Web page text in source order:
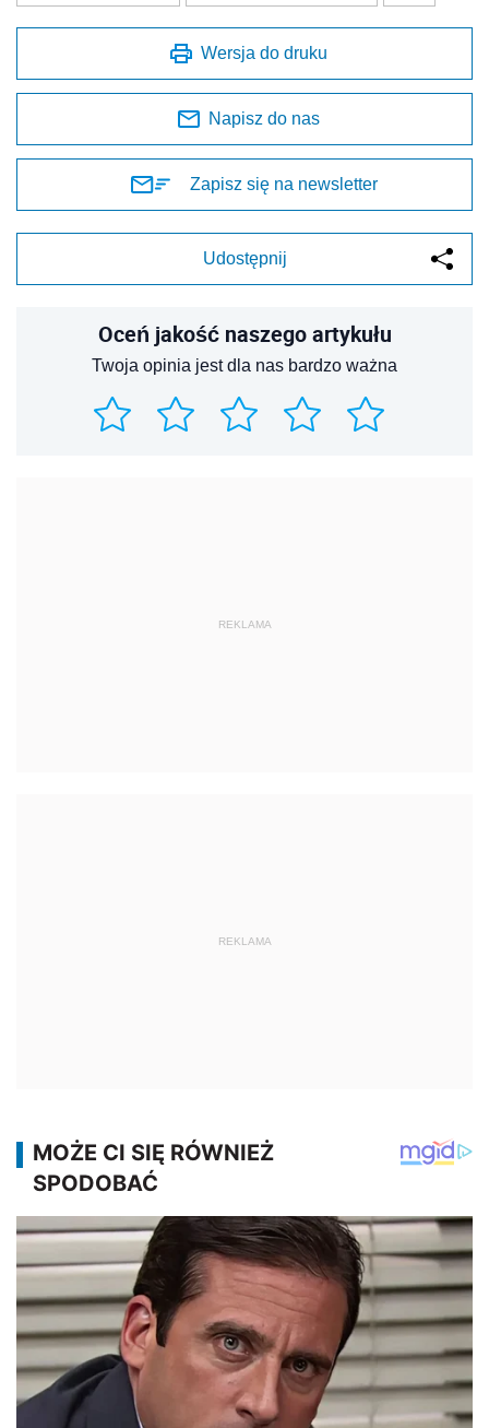
Wersja do druku
Napisz do nas
Zapisz się na newsletter
Udostępnij
Oceń jakość naszego artykułu
Twoja opinia jest dla nas bardzo ważna
REKLAMA
REKLAMA